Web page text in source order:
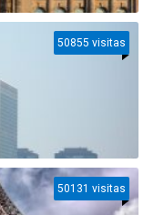
50855 visitas
50131 visitas